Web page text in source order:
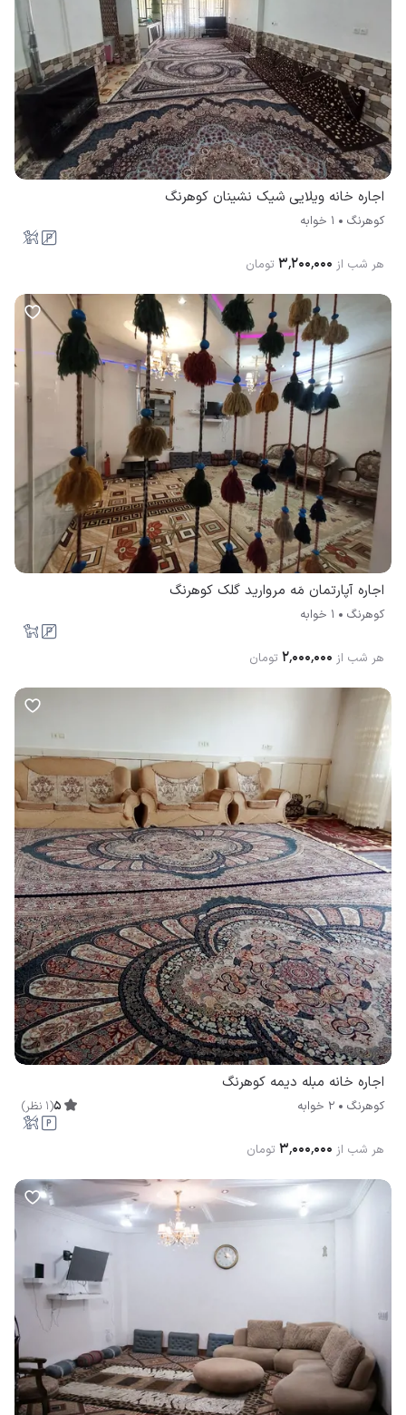
اجاره خانه ویلایی شیک نشینان کوهرنگ
کوهرنگ 1 خوابه
هر شب از ۳٬۲۰۰٬۰۰۰ تومان
اجاره آپارتمان مَه مروارید گلک کوهرنگ
کوهرنگ 1 خوابه
هر شب از ۲٬۰۰۰٬۰۰۰ تومان
اجاره خانه مبله دیمه کوهرنگ
کوهرنگ 2 خوابه 5
(
1 نظر)
هر شب از ۳٬۰۰۰٬۰۰۰ تومان